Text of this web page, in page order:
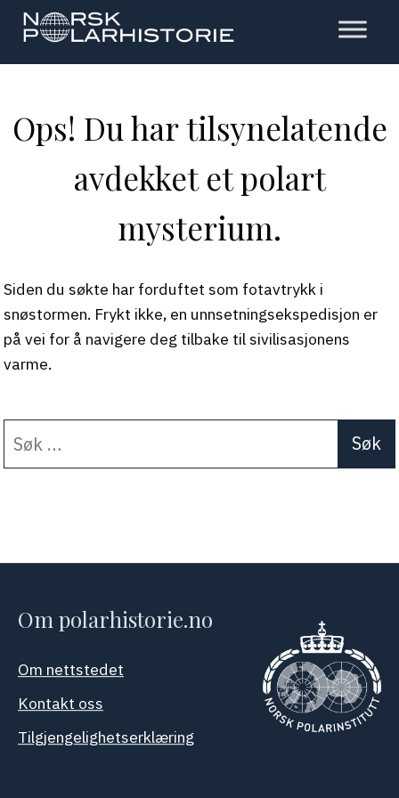
Hopp
hovedinnholdet
Polarhistorie
Ops! Du har tilsynelatende
avdekket et polart
mysterium.
Siden du søkte har forduftet som fotavtrykk i
snøstormen. Frykt ikke, en unnsetningsekspedisjon er
på vei for å navigere deg tilbake til sivilisasjonens
varme.
etter:
When autocomplete
Om polarhistorie.no
Om nettstedet
Kontakt oss
Tilgjengelighetserklæring